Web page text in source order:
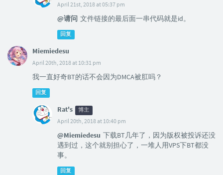
April 21st, 2018 at 05:37 pm
@请问 文件链接的最后面一串代码就是id。
回复
Miemiedesu
April 20th, 2018 at 10:31 pm
我一直好奇BT的话不会因为DMCA被肛吗？
回复
Rat's 博主
April 20th, 2018 at 10:40 pm
@Miemiedesu 下载BT几年了，因为版权被投诉还没
遇到过，这个就别担心了，一堆人用VPS下BT都没
事。
回复